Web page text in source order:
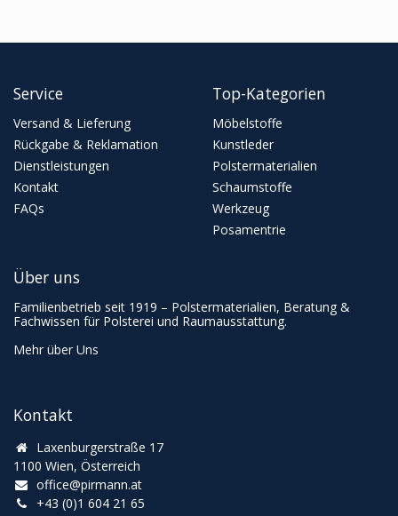
Service
Versand & Lieferung
Rückgabe & Reklamation
Dienstleistungen
Kontakt
FAQs
Top-Kategorien
Möbelstoffe
Kunstleder
Polstermaterialien
Schaumstoffe
Werkzeug
Posamentrie
Kontakt
Laxenburgerstraße 17
1100 Wien, Österreich
office@pirmann.at
+43 (0)1 604 21 65
Über uns
Familienbetrieb seit 1919 – Polstermaterialien, Beratung &
Fachwissen für Polsterei und Raumausstattung.
Mehr über Uns